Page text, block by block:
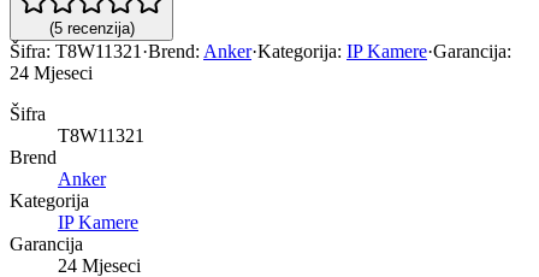
(5 recenzija)
Šifra: T8W11321 ·Brend: Anker·Kategorija: IP Kamere·Garancija:
24 Mjeseci
Šifra
T8W11321
Brend
Anker
Kategorija
IP Kamere
Garancija
24 Mjeseci